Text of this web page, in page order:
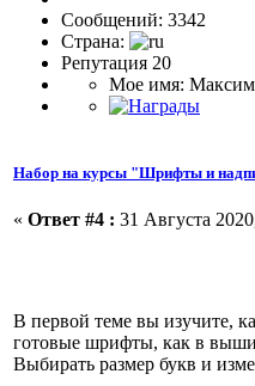
Сообщений: 3342
Страна:
Репутация 20
Мое имя: Максим
Набор на курсы "Шрифты и
« Ответ #4 : 31 Августа
В первой теме вы изучите,
готовые шрифты, как в
Выбирать размер букв и